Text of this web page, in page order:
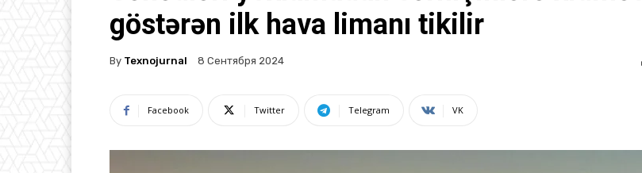
göstərən ilk hava limanı tikilir
By Texnojurnal 8 Сентября 2024
Facebook Twitter Telegram VK